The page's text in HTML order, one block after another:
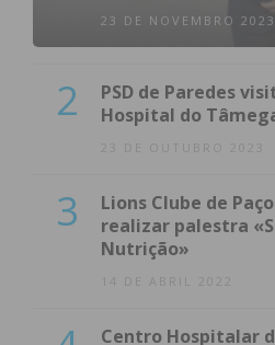
23 DE NOVEMBRO 2023
2
PSD de Paredes
Hospital do
23 DE OUTUBRO 2023
3
Lions Clube de
realizar palestra
Nutrição»
14 DE ABRIL 2022
Centro Hospitalar